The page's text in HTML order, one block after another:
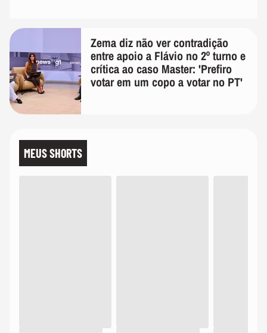
Zema diz não ver contradição
entre apoio a Flávio no 2º turno e
crítica ao caso Master: 'Prefiro
votar em um copo a votar no PT'
MEUS SHORTS